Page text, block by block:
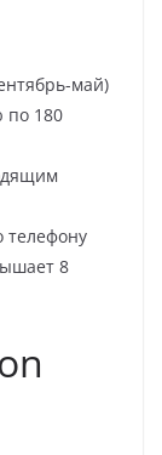
май)
по 180
телефону
8